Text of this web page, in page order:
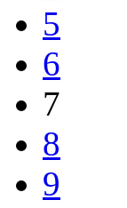
5
6
7
8
9